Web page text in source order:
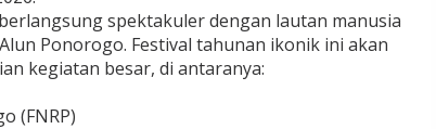
spektakuler dengan lautan manusia
Ponorogo. Festival tahunan ikonik ini akan
kegiatan besar, di antaranya:
(FNRP)